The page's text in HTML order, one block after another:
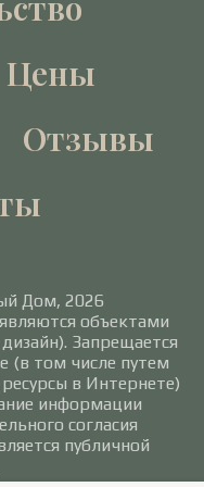
Цены
Отзывы
Дом, 2026
объектами
Запрещается
(в том числе путем
в Интернете)
информации
согласия
публичной